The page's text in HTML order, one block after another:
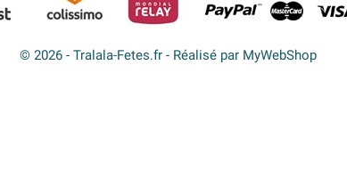
© 2026 - Tralala-Fetes.fr - Réalisé par MyWebShop